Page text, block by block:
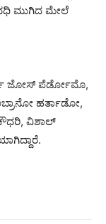
ಮುಗಿದ ಮೇಲೆ
ಜೋಸ್ ಪೆರ್ಡೋಮೊ,
ಹರ್ತಾಡೋ,
ವಿಶಾಲ್